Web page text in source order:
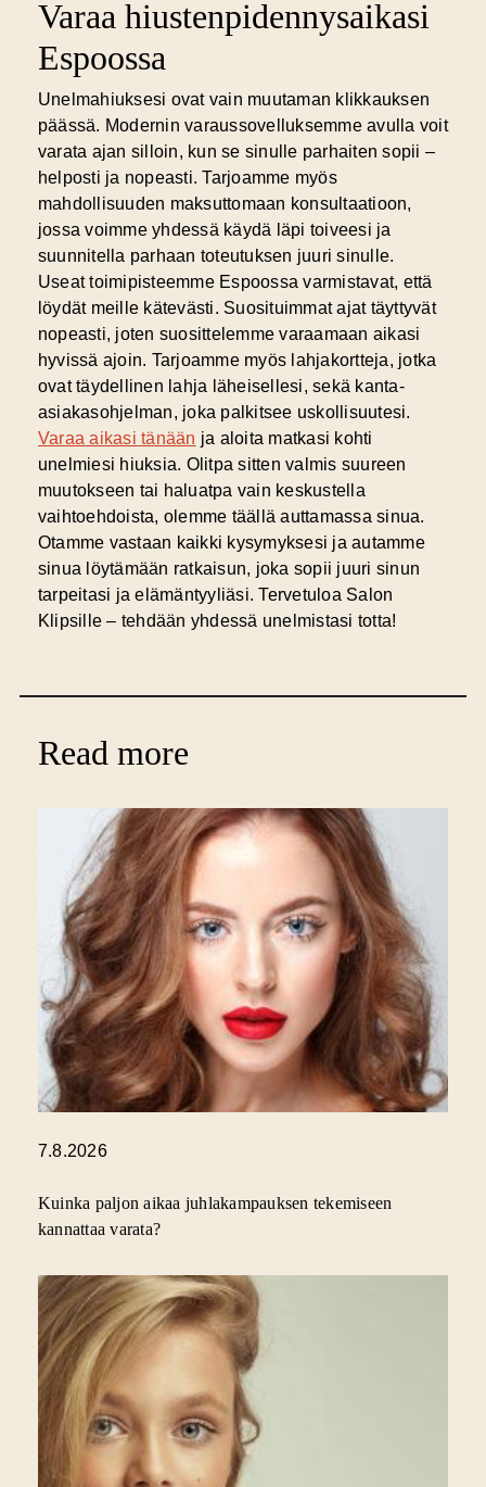
Varaa hiustenpidennysaikasi
Espoossa
Unelmahiuksesi ovat vain muutaman klikkauksen
päässä. Modernin varaussovelluksemme avulla voit
varata ajan silloin, kun se sinulle parhaiten sopii –
helposti ja nopeasti. Tarjoamme myös
mahdollisuuden maksuttomaan konsultaatioon,
jossa voimme yhdessä käydä läpi toiveesi ja
suunnitella parhaan toteutuksen juuri sinulle.
Useat toimipisteemme Espoossa varmistavat, että
löydät meille kätevästi. Suosituimmat ajat täyttyvät
nopeasti, joten suosittelemme varaamaan aikasi
hyvissä ajoin. Tarjoamme myös lahjakortteja, jotka
ovat täydellinen lahja läheisellesi, sekä kanta-
asiakasohjelman, joka palkitsee uskollisuutesi.
Varaa aikasi tänään ja aloita matkasi kohti
unelmiesi hiuksia. Olitpa sitten valmis suureen
muutokseen tai haluatpa vain keskustella
vaihtoehdoista, olemme täällä auttamassa sinua.
Otamme vastaan kaikki kysymyksesi ja autamme
sinua löytämään ratkaisun, joka sopii juuri sinun
tarpeitasi ja elämäntyyliäsi. Tervetuloa Salon
Klipsille – tehdään yhdessä unelmistasi totta!
Read more
7.8.2026
Kuinka paljon aikaa juhlakampauksen tekemiseen
kannattaa varata?